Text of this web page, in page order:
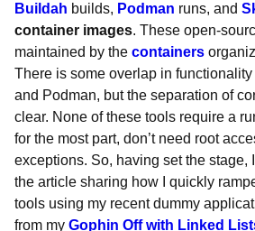
Buildah builds, Podman runs, and
container images. These open-
maintained by the containers
There is some overlap in
and Podman, but the separation of
clear. None of these tools require a
for the most part, don’t need root
exceptions. So, having set the stage,
the article sharing how I quickly
tools using my recent dummy
from my Gophin Off with Linked